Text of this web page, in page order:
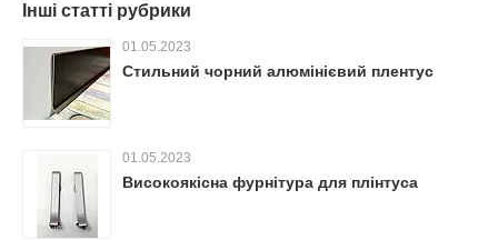
Інші статті рубрики
01.05.2023
Стильний чорний алюмінієвий плентус
01.05.2023
Високоякісна фурнітура для плінтуса